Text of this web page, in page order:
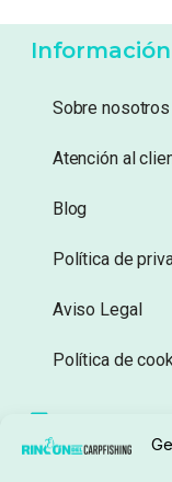
Información
Sobre nosotros
Atención al
Blog
Política de
Aviso Legal
Política de